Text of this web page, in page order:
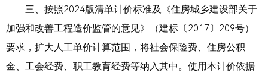
三、按照2024版清单计价标准及《住房城乡建设部关于
加强和改善工程造价监管的意见》（建标〔2017〕209号）
要求，扩大人工单价计算范围，将社会保险费、住房公积
金、工会经费、职工教育经费等纳入其中。使用本计价依据